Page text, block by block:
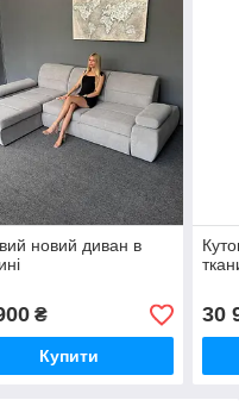
новий диван в
₴
Купити
30